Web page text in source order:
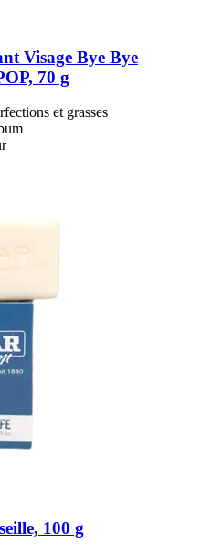
Visage Bye Bye
70 g
et grasses
100 g